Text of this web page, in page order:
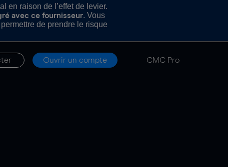
en raison de l’effet de levier.
avec ce fournisseur. Vous
de prendre le risque
Ouvrir un compte CMC Pro